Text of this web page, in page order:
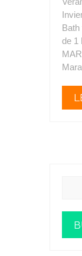
Bath
de 1